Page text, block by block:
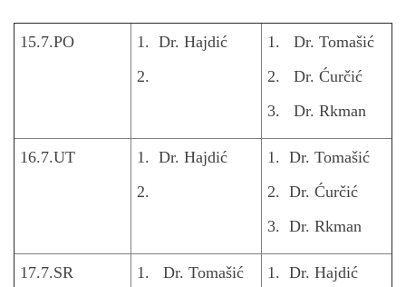
15.7.PO
1. Dr. Hajdić
2.
1. Dr. Tomašić
2. Dr. Ćurčić
3. Dr. Rkman
16.7.UT
1. Dr. Hajdić
2.
1. Dr. Tomašić
2. Dr. Ćurčić
3. Dr. Rkman
17.7.SR 1. Dr. Tomašić 1. Dr. Hajdić